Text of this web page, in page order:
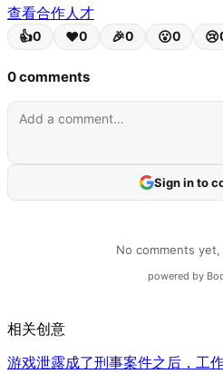
查看合作人才
相关创意
游戏泄露成了刑事案件之后，工